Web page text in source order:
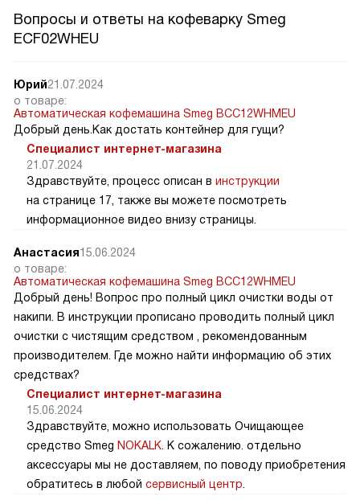
Вопросы и ответы на кофеварку Smeg
ECF02WHEU
Юрий21.07.2024
о товаре:
Автоматическая кофемашина Smeg BCC12WHMEU
Добрый день.Как достать контейнер для гущи?
Специалист интернет-магазина
21.07.2024
Здравствуйте, процесс описан в инструкции
на странице 17, также вы можете посмотреть
информационное видео внизу страницы.
Анастасия15.06.2024
о товаре:
Автоматическая кофемашина Smeg BCC12WHMEU
Добрый день! Вопрос про полный цикл очистки воды от
накипи. В инструкции прописано проводить полный цикл
очистки с чистящим средством , рекомендованным
производителем. Где можно найти информацию об этих
средствах?
Специалист интернет-магазина
15.06.2024
Здравствуйте, можно использовать Очищающее
средство Smeg NOKALK. К сожалению. отдельно
аксессуары мы не доставляем, по поводу приобретения
обратитесь в любой сервисный центр.